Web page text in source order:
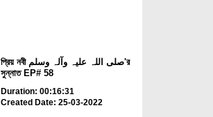
প্রিয় নবী صلی اللہ علیہ وآلہ وسلم'র
সুন্নাত EP# 58
Duration: 00:16:31
Created Date: 25-03-2022